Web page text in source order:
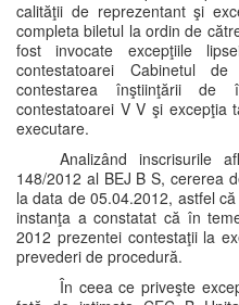
calităţii de reprezentant şi
completa biletul la ordin de
fost invocate excepţiile
contestatoarei Cabinetul
contestarea înştiinţării de
contestatoarei V V şi excepţia
executare.
Analizând inscrisurile
148/2012 al BEJ B S, cererea
la data de 05.04.2012, astfel
instanţa a constatat că în
2012 prezentei contestaţii la
prevederi de procedură.
În ceea ce priveşte